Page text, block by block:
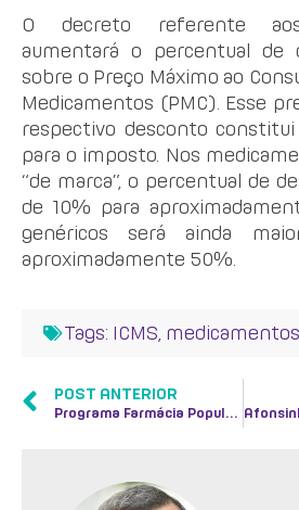
O decreto referente aos
aumentará o percentual de
sobre o Preço Máximo ao
Medicamentos (PMC). Esse
respectivo desconto
para o imposto. Nos
“de marca”, o percentual de
de 10% para
genéricos será ainda
aproximadamente 50%.
Tags: ICMS medicamentos
POST ANTERIOR
Programa Farmácia Popular amplia benefícios e oferece mais qualidade de vida aos usuários